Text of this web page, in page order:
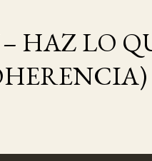
HAZ LO